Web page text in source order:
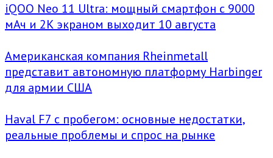
iQOO Neo 11 Ultra: мощный смартфон с 9000
мАч и 2K экраном выходит 10 августа
Американская компания Rheinmetall
представит автономную платформу Harbinger
для армии США
Haval F7 с пробегом: основные недостатки,
реальные проблемы и спрос на рынке